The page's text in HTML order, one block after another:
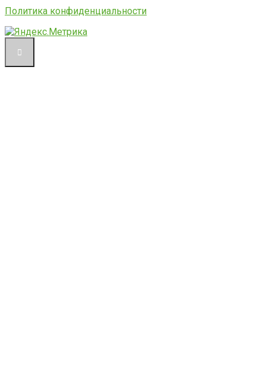
Политика конфиденциальности